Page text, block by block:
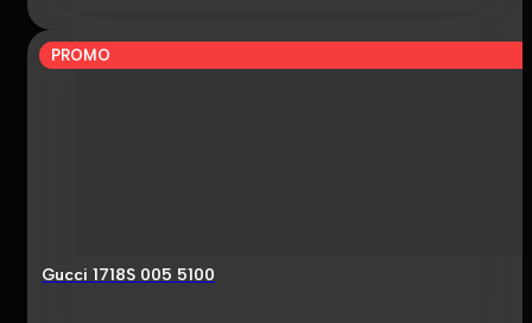
PROMO
Gucci 1718S 005 5100